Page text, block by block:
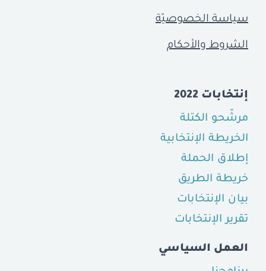
سياسة الخصوصيّة
الشروط والأحكام
إنتخابات 2022
مرشّحو الكتلة
الخريطة الإنتخابية
إطلاق الحملة
خريطة الطريق
بيان الإنتخابات
تقرير الإنتخابات
العمل السياسي